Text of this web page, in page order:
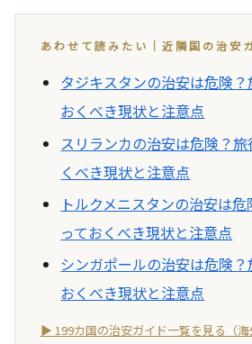
あわせて読みたい｜近隣国の治安
タジキスタンの治安は危険？
おくべき現状と注意点
スリランカの治安は危険？
くべき現状と注意点
トルクメニスタンの治安は
っておくべき現状と注意点
シンガポールの治安は危険
おくべき現状と注意点
▶ 199カ国の治安ガイド一覧を見る（海